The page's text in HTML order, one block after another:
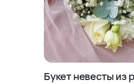
Букет невесты из